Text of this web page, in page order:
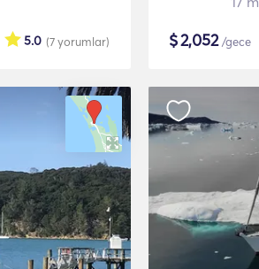
(7yorumlar)
5.0 $2,052/gece